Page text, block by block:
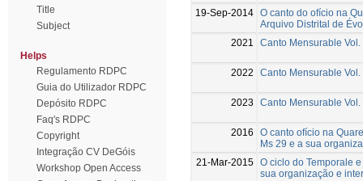
Title
Subject
Helps
Regulamento RDPC
Guia do Utilizador RDPC
Depósito RDPC
Faq's RDPC
Copyright
Integração CV DeGóis
Workshop Open Access
19-Sep-2014 O canto do ofício na
Arquivo Distrital de
2021
Canto Mensurable Vol.
2022 Canto Mensurable Vol.
2023 Canto Mensurable Vol.
2016
O canto ofício na
Ms 29 e a sua
21-Mar-2015 O ciclo do Temporale
sua organização e